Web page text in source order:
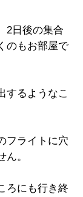
2日後の集合
のもお部屋で
するようなこ
フライトに穴
。
ろにも行き終